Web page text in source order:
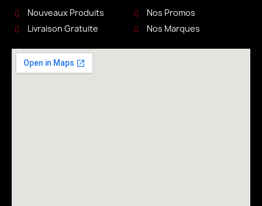
Nouveaux Produits
Livraison Gratuite
Nos Promos
Nos Marques